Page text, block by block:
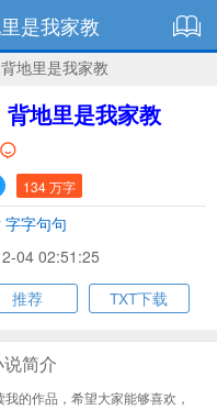
是我家教
地里是我家教
地里是我家教
134 万字
字字句句
04 02:51:25
推荐 TXT下载
简介
的作品，希望大家能够喜欢，